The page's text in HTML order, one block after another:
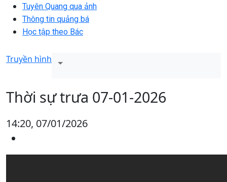
Tuyên Quang qua ảnh
Thông tin quảng bá
Học tập theo Bác
Truyền hình
Thời sự trưa 07-01-2026
14:20, 07/01/2026